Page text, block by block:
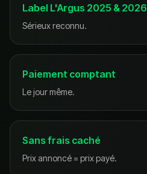
Label L'Argus 2025 & 2026
Sérieux reconnu.
Paiement comptant
Le jour même.
Sans frais caché
Prix annoncé = prix payé.